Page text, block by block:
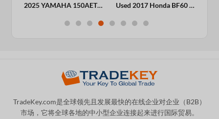
2025 YAMAHA 150AETX 2-STROKE OUTBOARD MOTOR Used 2017 Honda BF60 Injected 4 Stroke
TradeKey.com是全球领先且发展最快的在线企业对企业（B2B）
市场，它将全球各地的中小型企业连接起来进行国际贸易。